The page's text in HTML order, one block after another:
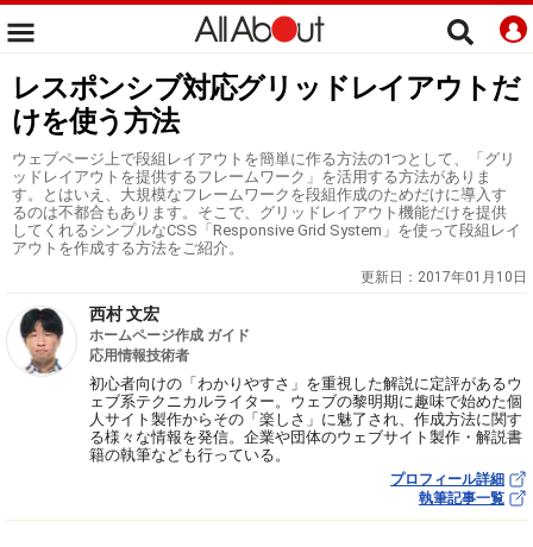
レスポンシブ対応グリッドレイアウトだ
けを使う方法
ウェブページ上で段組レイアウトを簡単に作る方法の1つとして、「グリ
ッドレイアウトを提供するフレームワーク」を活用する方法がありま
す。とはいえ、大規模なフレームワークを段組作成のためだけに導入す
るのは不都合もあります。そこで、グリッドレイアウト機能だけを提供
してくれるシンプルなCSS「Responsive Grid System」を使って段組レイ
アウトを作成する方法をご紹介。
更新日： 2017年01月10日
西村 文宏
ホームページ作成 ガイド
応用情報技術者
初心者向けの「わかりやすさ」を重視した解説に定評があるウ
ェブ系テクニカルライター。ウェブの黎明期に趣味で始めた個
人サイト製作からその「楽しさ」に魅了され、作成方法に関す
る様々な情報を発信。企業や団体のウェブサイト製作・解説書
籍の執筆なども行っている。
プロフィール詳細
執筆記事一覧